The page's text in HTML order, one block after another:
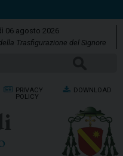
06 agosto 2026
Trasfigurazione del Signore
PRIVACY
POLICY
DOWNLOAD